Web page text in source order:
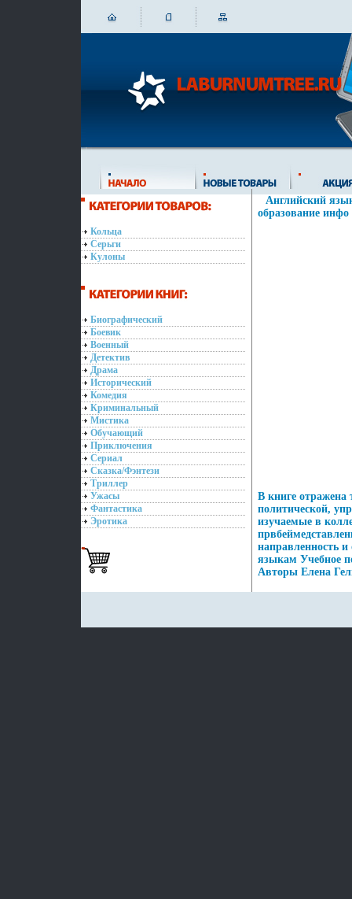
Кольца
Серьги
Кулоны
Биографический
Боевик
Военный
Детектив
Драма
Исторический
Комедия
Криминальный
Мистика
Обучающий
Приключения
Сериал
Сказка/Фэнтези
Триллер
Ужасы
Фантастика
Эротика
Английский
образование инфо
В книге отражена
политической,
изучаемые в
направленность
языкам Учебное
Авторы Елена